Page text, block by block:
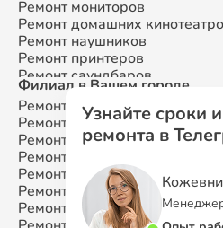
Ремонт мониторов
Ремонт домашних
Ремонт наушников
Ремонт принтеров
Ремонт саундбаров
Ремонт VR систем
Ремонт сабвуферов
Ремонт посудомоечных машин
Филиал в Вашем городе
Ремонт SamsungМосква
Ремонт SamsungСанкт-
Ремонт SamsungКраснодар
Ремонт Samsung
Ремонт Samsung Нижний
Ремонт Samsung
Ремонт SamsungКазань
Узнайте сроки
ремонта в